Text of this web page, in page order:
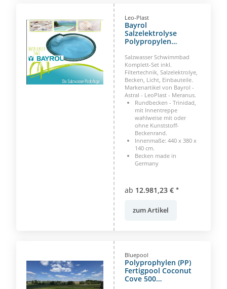
Leo-Plast
Bayrol
Salzelektrolyse
Polypropylen
x 380 x 150 cm
Salzwasser Schwimmbad
Komplett-Set inkl.
Filtertechnik, Salzelektrolye,
Becken, Licht, Einbauteile.
Markenartikel von Bayrol -
Astral - LeoPlast - Meranus.
Rundbecken - Trinidad,
mit Innentreppe
wahlweise mit oder
ohne Kunststoff-
Beckenrand.
Innenmaße: 440 x 380 x
140 cm.
Becken made in
Germany
ab 12.981,23 € *
zum Artikel
Bluepool
Polyprophylen (PP)
Fertigpool Coconut
Cove 500